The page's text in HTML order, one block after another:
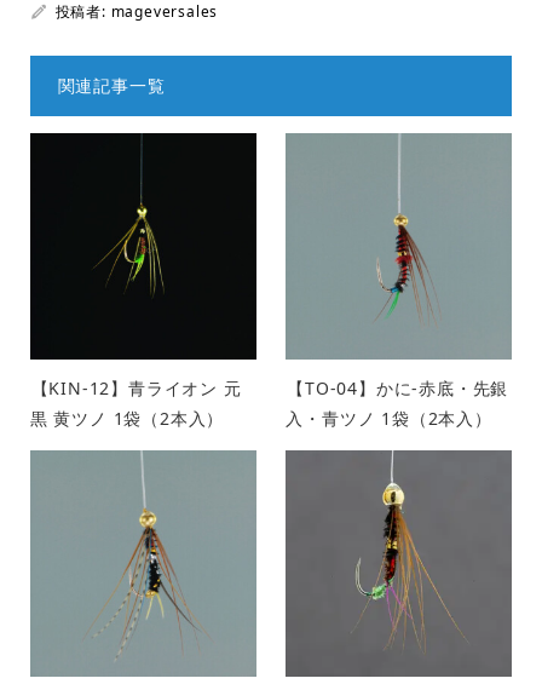
投稿者: mageversales
関連記事一覧
【KIN-12】青ライオン 元
黒 黄ツノ 1袋（2本入）
【TO-04】かに-赤底・先銀
入・青ツノ 1袋（2本入）